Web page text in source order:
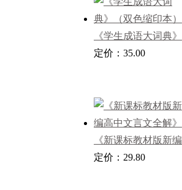
《学生成语大词典》
（双色缩印本）
定价：35.00
《新课标教材版新编
高中文言文全解》
定价：29.80